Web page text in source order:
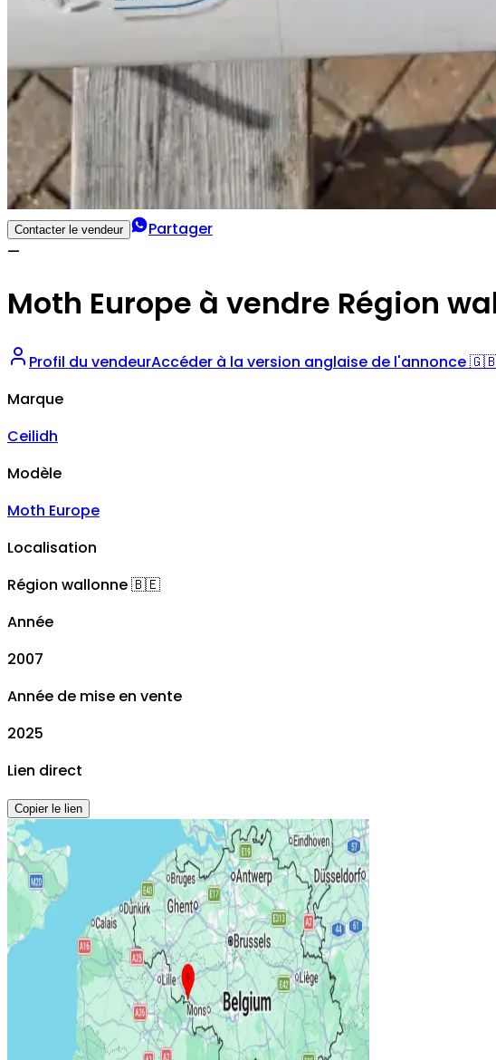
Contacter le vendeur
Partager
—
Moth Europe à vendre Région
Profil du vendeurAccéder à la version anglaise de l'annonce
Marque
Ceilidh
Modèle
Moth Europe
Localisation
Région wallonne🇧🇪
Année
2007
Année de mise en vente
2025
Lien direct
Copier le lien